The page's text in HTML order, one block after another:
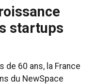
startups
60 ans, la France
du NewSpace